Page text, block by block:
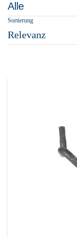
Alle
Sortierung
Relevanz